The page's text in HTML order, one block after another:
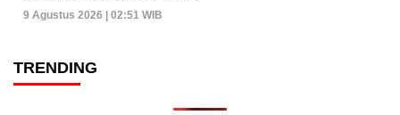
9 Agustus 2026 | 02:51 WIB
TRENDING